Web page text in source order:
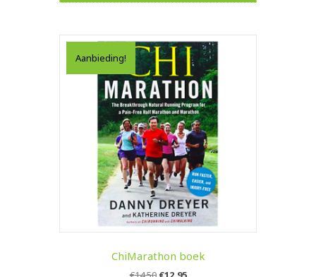
Aanbieding!
ChiMarathon boek
Oorspronkelijke
Huidige